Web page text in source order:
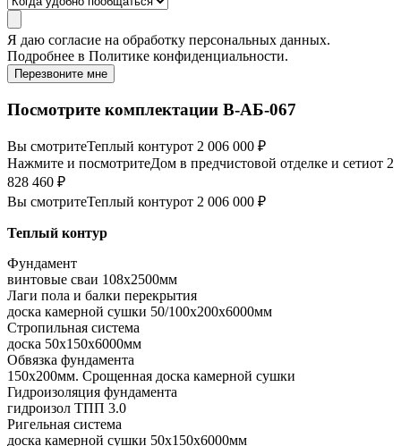
Я даю согласие на обработку персональных данных.
Подробнее в Политике конфиденциальности.
Перезвоните мне
Посмотрите комплектации В-АБ-067
Вы смотритеТеплый контурот 2 006 000 ₽
Нажмите и посмотритеДом в предчистовой отделке и сетиот 2
828 460 ₽
Вы смотритеТеплый контурот 2 006 000 ₽
Теплый контур
Фундамент
винтовые сваи 108x2500мм
Лаги пола и балки перекрытия
доска камерной сушки 50/100x200x6000мм
Стропильная система
доска 50x150x6000мм
Обвязка фундамента
150x200мм. Срощенная доска камерной сушки
Гидроизоляция фундамента
гидроизол ТПП 3.0
Ригельная система
доска камерной сушки 50x150x6000мм